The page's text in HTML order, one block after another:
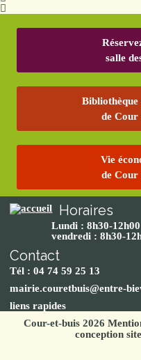
salle
de Cour
Vie
de Cour
Horaires
Lundi : 8h30-12h00
vendredi : 8h30-
Contact
Tél : 04 74 59 25 13
mairie.couretbuis@entre-
liens rapides
Cour-et-buis 2026
conception